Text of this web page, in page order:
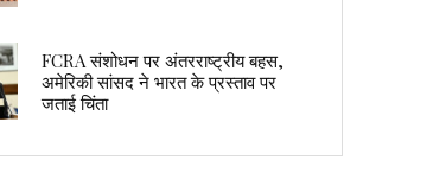
FCRA संशोधन पर अंतरराष्ट्रीय बहस,
अमेरिकी सांसद ने भारत के प्रस्ताव पर
जताई चिंता